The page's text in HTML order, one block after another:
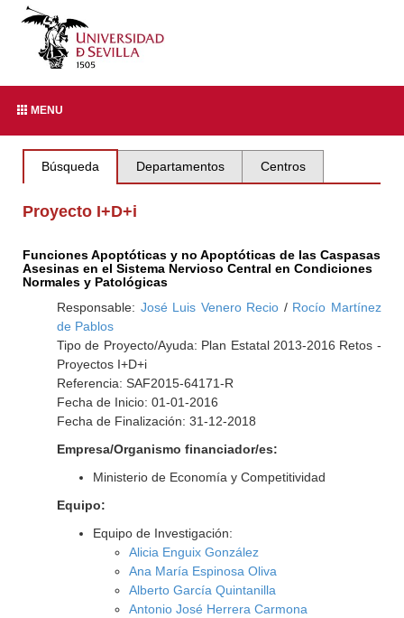
MENU
Búsqueda Departamentos Centros
Proyecto I+D+i
Funciones Apoptóticas y no Apoptóticas de las Caspasas
Asesinas en el Sistema Nervioso Central en Condiciones
Normales y Patológicas
Responsable: José Luis Venero Recio / Rocío Martínez
de Pablos
Tipo de Proyecto/Ayuda: Plan Estatal 2013-2016 Retos -
Proyectos I+D+i
Referencia: SAF2015-64171-R
Fecha de Inicio: 01-01-2016
Fecha de Finalización: 31-12-2018
Empresa/Organismo financiador/es:
Ministerio de Economía y Competitividad
Equipo:
Equipo de Investigación:
Alicia Enguix González
Ana María Espinosa Oliva
Alberto García Quintanilla
Antonio José Herrera Carmona